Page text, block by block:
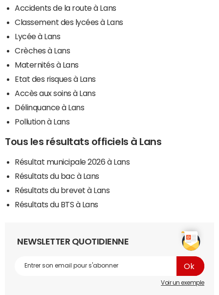
Accidents de la route à Lans
Classement des lycées à Lans
Lycée à Lans
Crèches à Lans
Maternités à Lans
Etat des risques à Lans
Accès aux soins à Lans
Délinquance à Lans
Pollution à Lans
Tous les résultats officiels à Lans
Résultat municipale 2026 à Lans
Résultats du bac à Lans
Résultats du brevet à Lans
Résultats du BTS à Lans
NEWSLETTER QUOTIDIENNE
Voir un exemple